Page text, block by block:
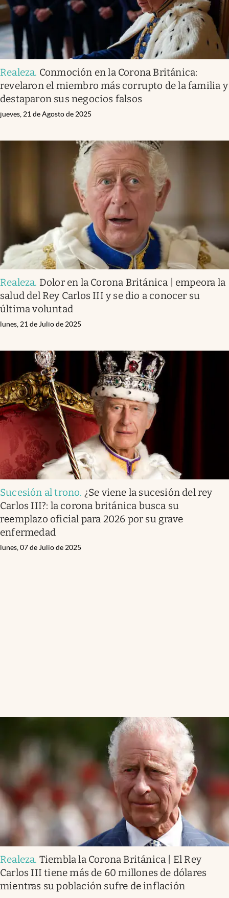
Realeza. Conmoción en la Corona Británica:
revelaron el miembro más corrupto de la familia y
destaparon sus negocios falsos
jueves, 21 de Agosto de 2025
Realeza. Dolor en la Corona Británica | empeora la
salud del Rey Carlos III y se dio a conocer su
última voluntad
lunes, 21 de Julio de 2025
Sucesión al trono. ¿Se viene la sucesión del rey
Carlos III?: la corona británica busca su
reemplazo oficial para 2026 por su grave
enfermedad
lunes, 07 de Julio de 2025
Realeza. Tiembla la Corona Británica | El Rey
Carlos III tiene más de 60 millones de dólares
mientras su población sufre de inflación